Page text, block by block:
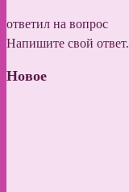
ответил на вопрос
Напишите свой ответ.
Новое